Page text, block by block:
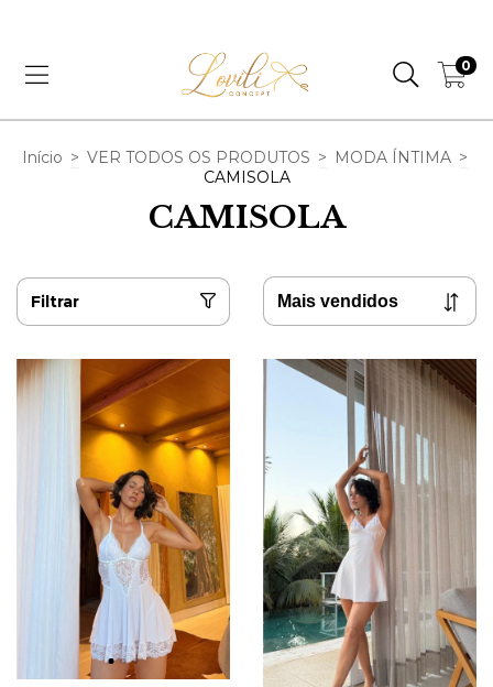
0
Início > VER TODOS OS PRODUTOS > MODA ÍNTIMA >
CAMISOLA
CAMISOLA
Filtrar